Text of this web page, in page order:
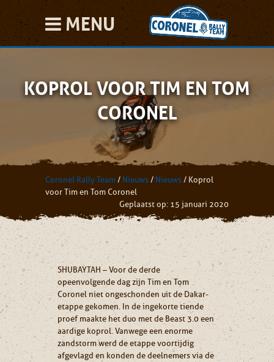
MENU
KOPROL VOOR TIM EN TOM
CORONEL
Coronel Rally Team / Nieuws / Nieuws / Koprol
voor Tim en Tom Coronel
Geplaatst op: 15 januari 2020
SHUBAYTAH – Voor de derde
opeenvolgende dag zijn Tim en Tom
Coronel niet ongeschonden uit de Dakar-
etappe gekomen. In de ingekorte tiende
proef maakte het duo met de Beast 3.0 een
aardige koprol. Vanwege een enorme
zandstorm werd de etappe voortijdig
afgevlagd en konden de deelnemers via de